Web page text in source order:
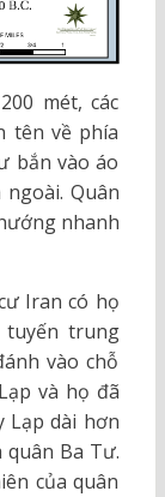
mét, các
tên về phía
bắn vào áo
Quân
nhanh
Iran có họ
tuyến trung
vào chỗ
và họ đã
Lạp dài hơn
quân Ba Tư.
của quân